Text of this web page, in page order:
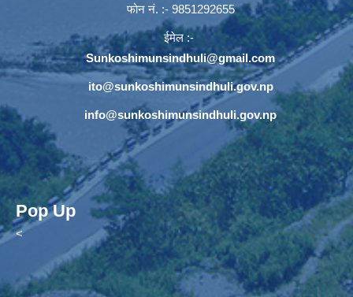
फोन नं‍. :- 9851292655
ईमेल :-
Sunkoshimunsindhuli@gmail.com
ito@sunkoshimunsindhuli.gov.np
info@sunkoshimunsindhuli.gov.np
Pop Up
<